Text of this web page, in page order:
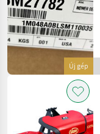
Új gép